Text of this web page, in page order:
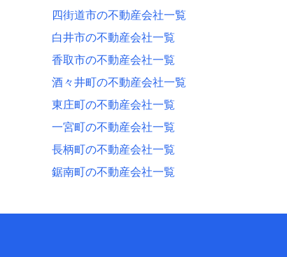
四街道市の不動産会社一覧
白井市の不動産会社一覧
香取市の不動産会社一覧
酒々井町の不動産会社一覧
東庄町の不動産会社一覧
一宮町の不動産会社一覧
長柄町の不動産会社一覧
鋸南町の不動産会社一覧